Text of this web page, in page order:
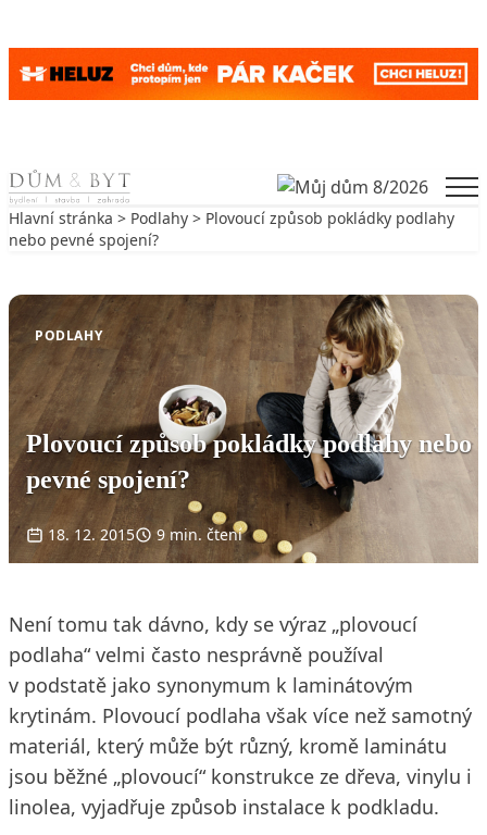
Skip to content
Hlavní stránka > Podlahy > Plovoucí způsob pokládky podlahy
nebo pevné spojení?
PODLAHY
Plovoucí způsob pokládky podlahy nebo
pevné spojení?
18. 12. 2015 9 min. čtení
Není tomu tak dávno, kdy se výraz „plovoucí
podlaha“ velmi často nesprávně používal
v podstatě jako synonymum k laminátovým
krytinám. Plovoucí podlaha však více než samotný
materiál, který může být různý, kromě laminátu
jsou běžné „plovoucí“ konstrukce ze dřeva, vinylu i
linolea, vyjadřuje způsob instalace k podkladu.